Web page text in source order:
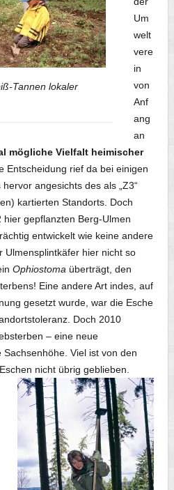
Tannen lokaler
Um
welt
vere
in
von
Anf
ang
an
mögliche Vielfalt heimischer
Entscheidung rief da bei einigen
angesichts des als „Z3“
kartierten Standorts. Doch
hier gepflanzten Berg-Ulmen
entwickelt wie keine andere
Ulmensplintkäfer hier nicht so
Ophiostoma überträgt, den
Eine andere Art indes, auf
gesetzt wurde, war die Esche
Doch 2010
– eine neue
Sachsenhöhe. Viel ist von den
nicht übrig geblieben.